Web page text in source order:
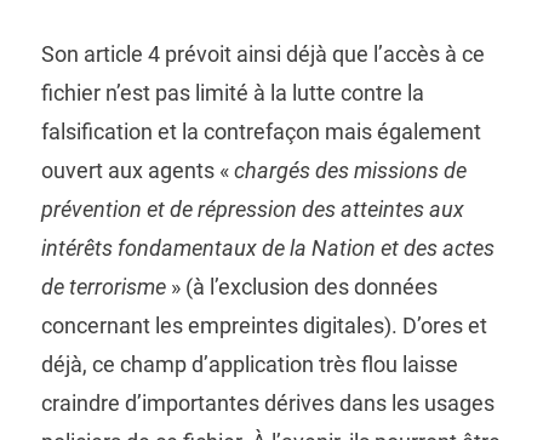
Son article 4 prévoit ainsi déjà que l’accès à ce
fichier n’est pas limité à la lutte contre la
falsification et la contrefaçon mais également
ouvert aux agents «chargés des missions de
prévention et de répression des atteintes aux
intérêts fondamentaux de la Nation et des actes
de terrorisme» (à l’exclusion des données
concernant les empreintes digitales). D’ores et
déjà, ce champ d’application très flou laisse
craindre d’importantes dérives dans les usages